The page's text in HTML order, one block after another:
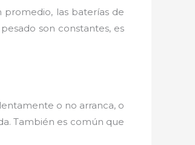
promedio, las baterías de
son constantes, es
o no arranca, o
También es común que